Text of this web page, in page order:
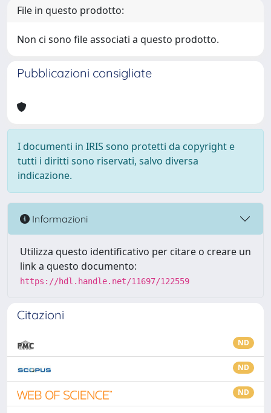
File in questo prodotto:
Non ci sono file associati a questo prodotto.
Pubblicazioni consigliate
I documenti in IRIS sono protetti da copyright e
tutti i diritti sono riservati, salvo diversa
indicazione.
Informazioni
Utilizza questo identificativo per citare o creare un
link a questo documento:
https://hdl.handle.net/11697/122559
Citazioni
ND
ND
ND